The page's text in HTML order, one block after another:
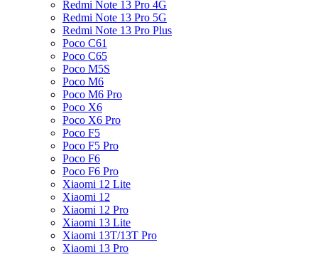
Redmi Note 13 Pro 4G
Redmi Note 13 Pro 5G
Redmi Note 13 Pro Plus
Poco C61
Poco C65
Poco M5S
Poco M6
Poco M6 Pro
Poco X6
Poco X6 Pro
Poco F5
Poco F5 Pro
Poco F6
Poco F6 Pro
Xiaomi 12 Lite
Xiaomi 12
Xiaomi 12 Pro
Xiaomi 13 Lite
Xiaomi 13T/13T Pro
Xiaomi 13 Pro